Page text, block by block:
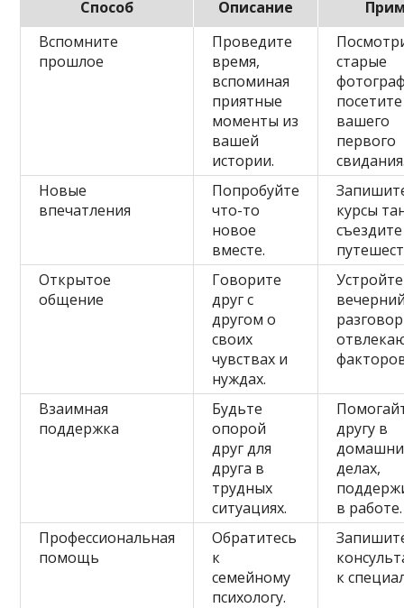
Способ Описание
Вспомните
прошлое
Проведите
время,
вспоминая
приятные
моменты из
вашей
истории.
старые
вашего
первого
Новые
впечатления
Попробуйте
что-то
новое
вместе.
курсы
Открытое
общение
Говорите
друг с
другом о
своих
чувствах и
нуждах.
Устройте
Взаимная
поддержка
Будьте
опорой
друг для
друга в
трудных
ситуациях.
другу в
делах,
в работе.
Профессиональная
помощь
Обратитесь
к
семейному
психологу.
к